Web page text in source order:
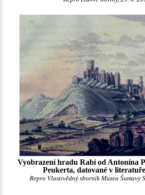
Vyobrazení hradu Rabí od Antonína
Peukerta, datované v
Repro Vlastivědný sborník Muzea Šumavy